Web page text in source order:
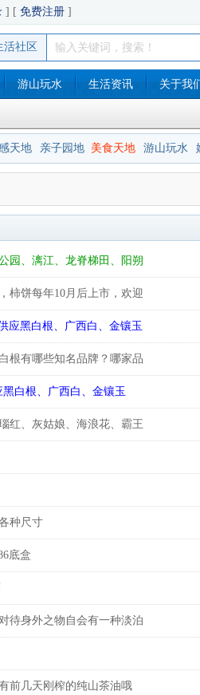
] [ 免费注册 ]
活社区
游山玩水 生活资讯 关于我
天地 亲子园地 美食天地 游山玩水
园、漓江、龙脊梯田、阳朔
柿饼每年10月后上市，欢迎
应黑白根、广西白、金镶玉
根有哪些知名品牌？哪家品
黑白根、广西白、金镶玉
红、灰姑娘、海浪花、霸王
种尺寸
底盒
待身外之物自会有一种淡泊
前几天刚榨的纯山茶油哦